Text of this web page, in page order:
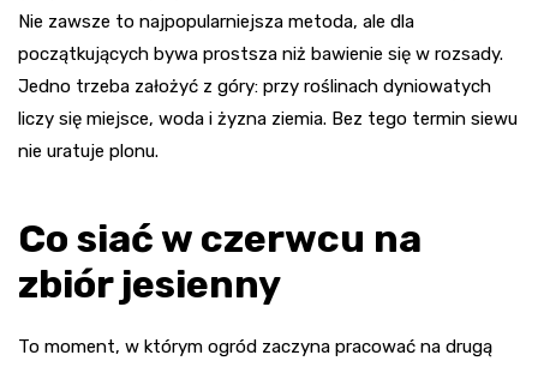
Nie zawsze to najpopularniejsza metoda, ale dla
początkujących bywa prostsza niż bawienie się w rozsady.
Jedno trzeba założyć z góry: przy roślinach dyniowatych
liczy się miejsce, woda i żyzna ziemia. Bez tego termin siewu
nie uratuje plonu.
Co siać w czerwcu na
zbiór jesienny
To moment, w którym ogród zaczyna pracować na drugą